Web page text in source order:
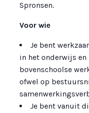
Spronsen.
Voor wie
Je bent
in het onderwijs en
bovenschoolse
ofwel op
Je bent vanuit